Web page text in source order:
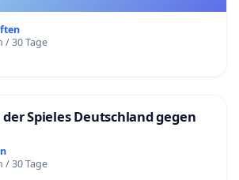
/ 30 Tage
Spieles Deutschland gegen
/ 30 Tage